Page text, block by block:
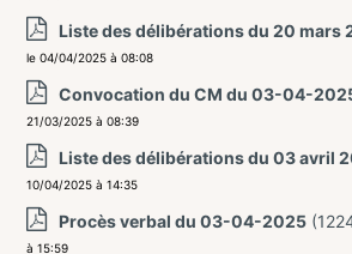
Liste des délibérations du 20 mars
le 04/04/2025 à 08:08
Convocation du CM du 03-04-
21/03/2025 à 08:39
Liste des délibérations du 03 avril
10/04/2025 à 14:35
Procès verbal du 03-04-2025
à 15:59